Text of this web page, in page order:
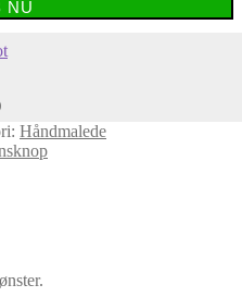
NU
Håndmalede